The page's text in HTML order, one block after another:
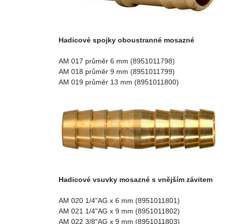
Hadicové spojky oboustranné mosazné
AM 017 průměr 6 mm (8951011798)
AM 018 průměr 9 mm (8951011799)
AM 019 průměr 13 mm (8951011800)
Hadicové vsuvky mosazné s vnějším závitem
AM 020 1/4"AG x 6 mm (8951011801)
AM 021 1/4"AG x 9 mm (8951011802)
AM 022 3/8"AG x 9 mm (8951011803)